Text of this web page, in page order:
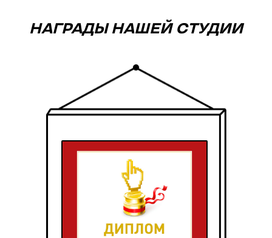
НАГРАДЫ НАШЕЙ СТУДИИ